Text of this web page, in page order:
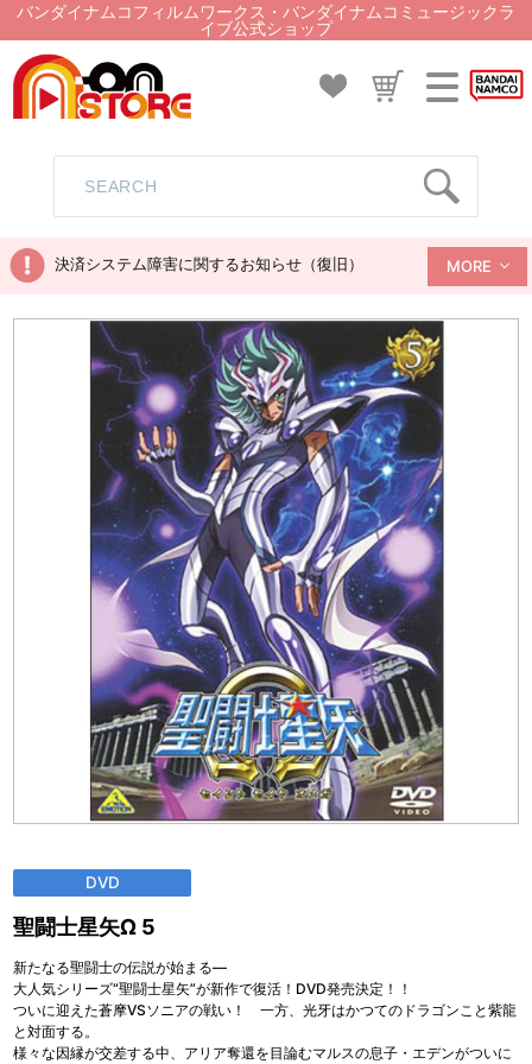
バンダイナムコフィルムワークス・バンダイナムコミュージックラ
イブ公式ショップ
決済システム障害に関するお知らせ（復旧） MORE
DVD
聖闘士星矢Ω 5
新たなる聖闘士の伝説が始まる―
大人気シリーズ“聖闘士星矢”が新作で復活！DVD発売決定！！
ついに迎えた蒼摩VSソニアの戦い！ 一方、光牙はかつてのドラゴンこと紫龍
と対面する。
様々な因縁が交差する中、アリア奪還を目論むマルスの息子・エデンがついに